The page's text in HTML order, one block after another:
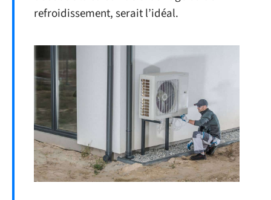
refroidissement, serait l’idéal.